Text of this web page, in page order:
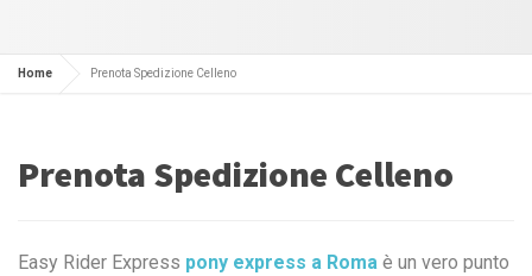
Home Prenota Spedizione Celleno
Prenota Spedizione Celleno
Easy Rider Express pony express a Roma è un vero punto